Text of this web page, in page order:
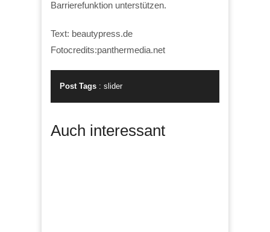
Barrierefunktion unterstützen.
Text: beautypress.de
Fotocredits:panthermedia.net
Post Tags : slider
Auch interessant